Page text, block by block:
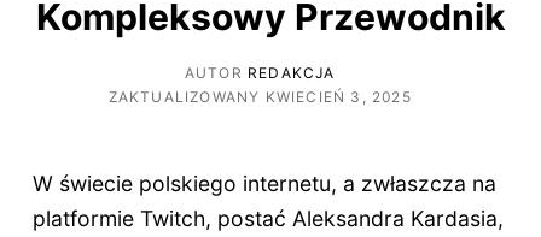
Kompleksowy Przewodnik
AUTOR REDAKCJA
ZAKTUALIZOWANY KWIECIEŃ 3, 2025
W świecie polskiego internetu, a zwłaszcza na
platformie Twitch, postać Aleksandra Kardasia,